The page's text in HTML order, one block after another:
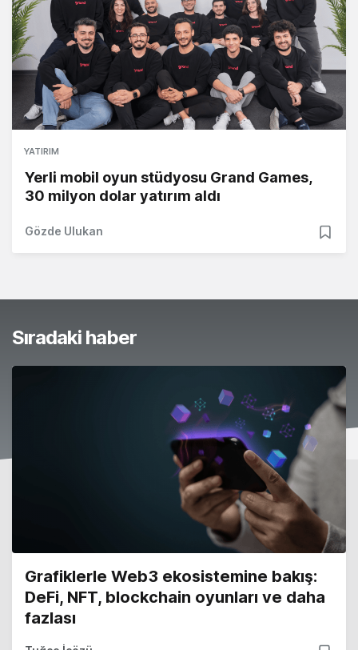
YATIRIM
Yerli mobil oyun stüdyosu Grand Games,
30 milyon dolar yatırım aldı
Gözde Ulukan
Sıradaki haber
Grafiklerle Web3 ekosistemine bakış:
DeFi, NFT, blockchain oyunları ve daha
fazlası